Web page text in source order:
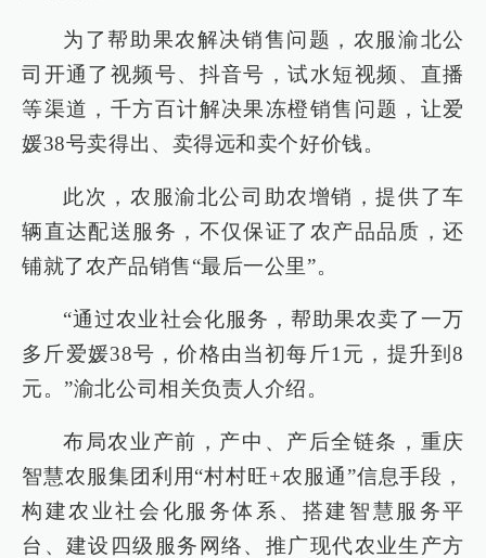
为了帮助果农解决销售问题，农服渝北公
司开通了视频号、抖音号，试水短视频、直播
等渠道，千方百计解决果冻橙销售问题，让爱
媛38号卖得出、卖得远和卖个好价钱。
此次，农服渝北公司助农增销，提供了车
辆直达配送服务，不仅保证了农产品品质，还
铺就了农产品销售“最后一公里”。
“通过农业社会化服务，帮助果农卖了一万
多斤爱媛38号，价格由当初每斤1元，提升到8
元。”渝北公司相关负责人介绍。
布局农业产前，产中、产后全链条，重庆
智慧农服集团利用“村村旺+农服通”信息手段，
构建农业社会化服务体系、搭建智慧服务平
台、建设四级服务网络、推广现代农业生产方